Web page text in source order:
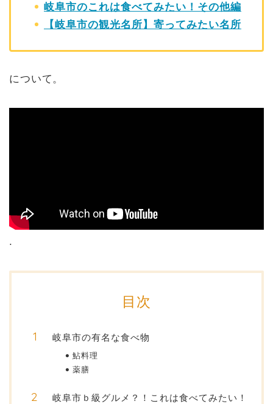
岐阜市のこれは食べてみたい！その他編
【岐阜市の観光名所】寄ってみたい名所
について。
.
目次
岐阜市の有名な食べ物
鮎料理
薬膳
岐阜市ｂ級グルメ？！これは食べてみたい！